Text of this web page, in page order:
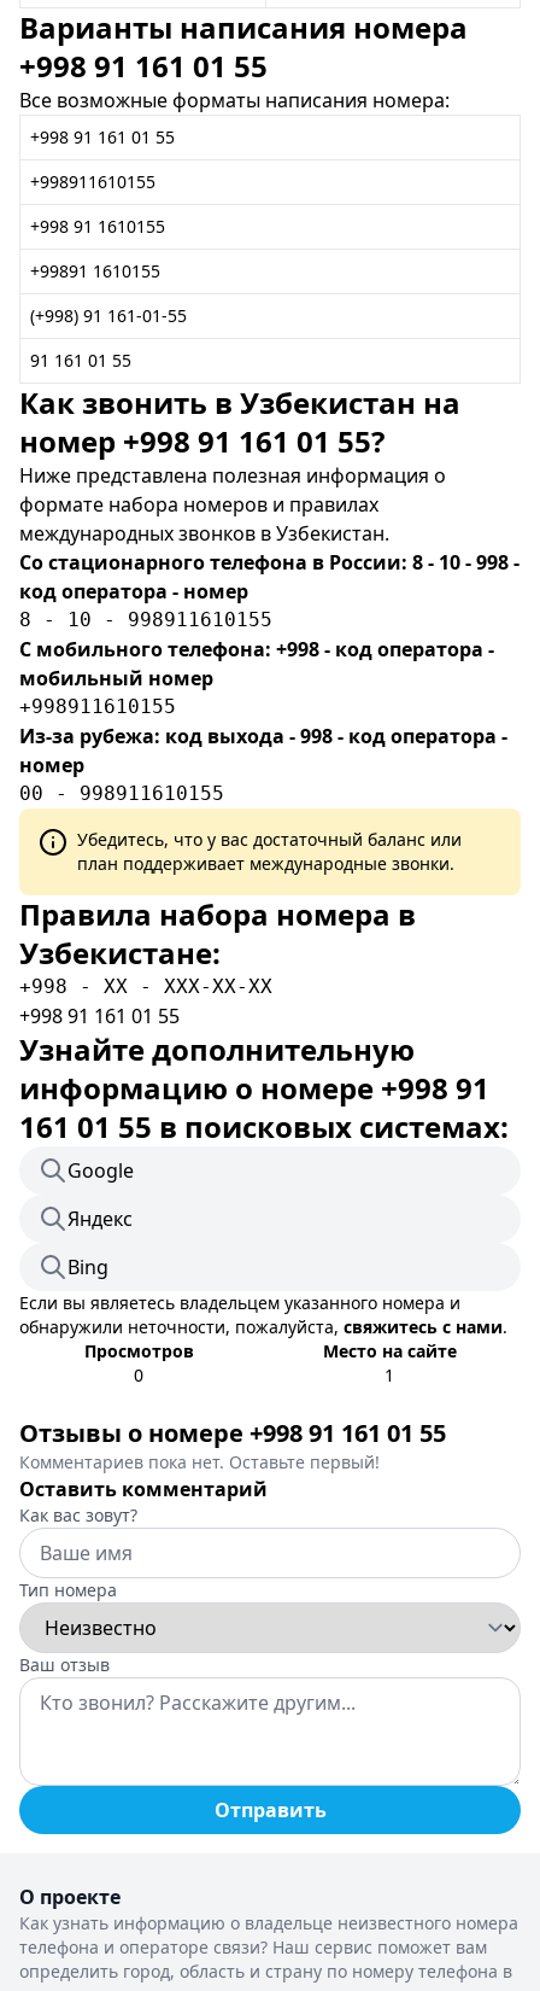
Варианты написания номера
+998 91 161 01 55
Все возможные форматы написания номера:
+998 91 161 01 55
+998911610155
+998 91 1610155
+99891 1610155
(+998) 91 161-01-55
91 161 01 55
Как звонить в Узбекистан на
номер +998 91 161 01 55?
Ниже представлена полезная информация о
формате набора номеров и правилах
международных звонков в Узбекистан.
Со стационарного телефона в России: 8 - 10 - 998 -
код оператора - номер
8 - 10 - 998911610155
С мобильного телефона: +998 - код оператора -
мобильный номер
+998911610155
Из-за рубежа: код выхода - 998 - код оператора -
номер
00 - 998911610155
Убедитесь, что у вас достаточный баланс или
план поддерживает международные звонки.
Правила набора номера в
Узбекистане:
+998 - XX - XXX-XX-XX
+998 91 161 01 55
Узнайте дополнительную
информацию о номере +998 91
161 01 55 в поисковых системах:
Google
Яндекс
Bing
Если вы являетесь владельцем указанного номера и
обнаружили неточности, пожалуйста, свяжитесь с нами.
Просмотров
0
Место на сайте
1
Отзывы о номере +998 91 161 01 55
Комментариев пока нет. Оставьте первый!
Оставить комментарий
Как вас зовут?
Тип номера
Ваш отзыв
Отправить
О проекте
Как узнать информацию о владельце неизвестного номера
телефона и операторе связи? Наш сервис поможет вам
определить город, область и страну по номеру телефона в